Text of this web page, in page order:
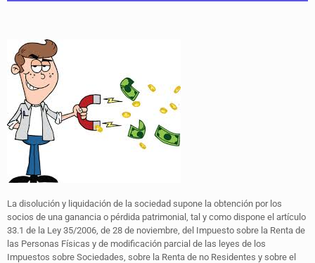
La disolución y liquidación de la sociedad supone la obtención por los
socios de una ganancia o pérdida patrimonial, tal y como dispone el artículo
33.1 de la Ley 35/2006, de 28 de noviembre, del Impuesto sobre la Renta de
las Personas Físicas y de modificación parcial de las leyes de los
Impuestos sobre Sociedades, sobre la Renta de no Residentes y sobre el